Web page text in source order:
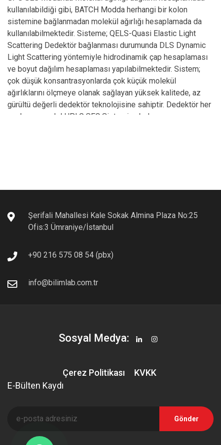
kullanılabildiği gibi, BATCH Modda herhangi bir kolon
sistemine bağlanmadan molekül ağırlığı hesaplamada da
kullanılabilmektedir. Sisteme; QELS-Quasi Elastic Light
Scattering Dedektör bağlanması durumunda DLS Dynamic
Light Scattering yöntemiyle hidrodinamik çap hesaplaması
ve boyut dağılım hesaplaması yapılabilmektedir. Sistem;
çok düşük konsantrasyonlarda çok küçük molekül
ağırlıklarını ölçmeye olanak sağlayan yüksek kalitede, az
gürültü değerli dedektör teknolojisine sahiptir. Dedektör her
marka ve model HPLC SEC Sistemine kolayca
• Uzun zincir dallanmaları
• Rg
Üretici Teknik Dokümanı için Lütfen Tıklayınız.
Tüm Uygulama Notları
Şerifali Mahallesi Kale Sokak Almina Plaza No:25
Ofis:3 Ümraniye/İstanbul
+90 216 575 08 54 (pbx)
info@bilimlab.com.tr
Sosyal Medya:
Çerez Politikası
KVKK
E-Bülten Kaydı
Gönder